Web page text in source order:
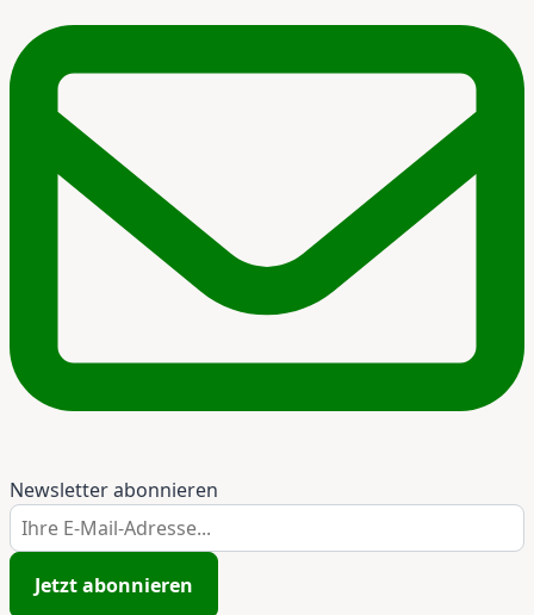
Newsletter abonnieren
Ihre E-Mail-Adresse...
Jetzt abonnieren